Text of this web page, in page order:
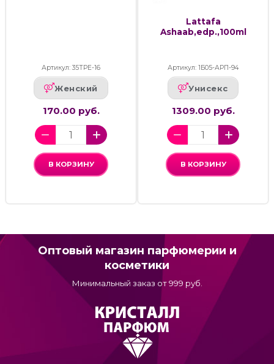
Артикул: 35ТРЕ-16
Женский
170.00 руб.
В КОРЗИНУ
Lattafa
Ashaab,edp.,100ml
Артикул: 1Б05-АРП-94
Унисекс
1309.00 руб.
В КОРЗИНУ
Оптовый магазин парфюмерии и
косметики
Минимальный заказ от 999 руб.